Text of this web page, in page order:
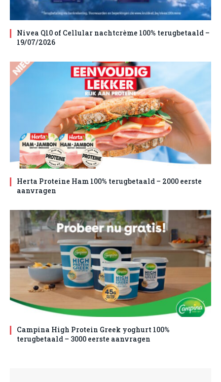
Nivea Q10 of Cellular nachtcrème 100% terugbetaald –
19/07/2026
Herta Proteine Ham 100% terugbetaald – 2000 eerste
aanvragen
Campina High Protein Greek yoghurt 100%
terugbetaald – 3000 eerste aanvragen